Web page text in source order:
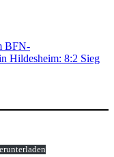
BFN-
Hildesheim: 8:2 Sieg